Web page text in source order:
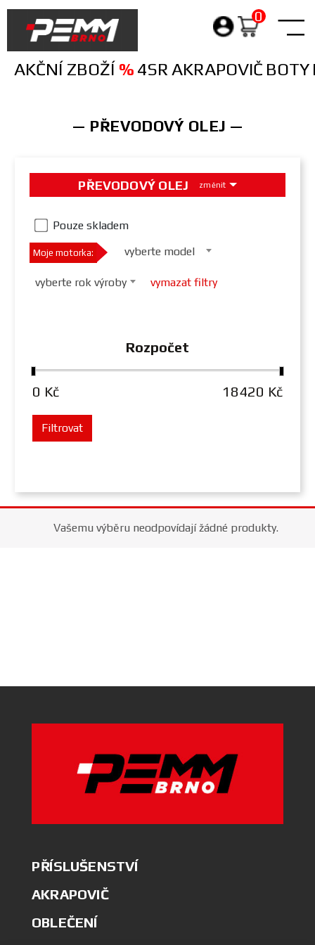
0
AKČNÍ ZBOŽÍ % 4SR AKRAPOVIČ BOTY
Products
search
— PŘEVODOVÝ OLEJ —
PŘEVODOVÝ OLEJ změnit
Pouze skladem
Moje motorka: vyberte model
vyberte rok výroby vymazat filtry
Rozpočet
0 Kč 18420 Kč
Filtrovat
Vašemu výběru neodpovídají žádné produkty.
PŘÍSLUŠENSTVÍ
AKRAPOVIČ
OBLEČENÍ